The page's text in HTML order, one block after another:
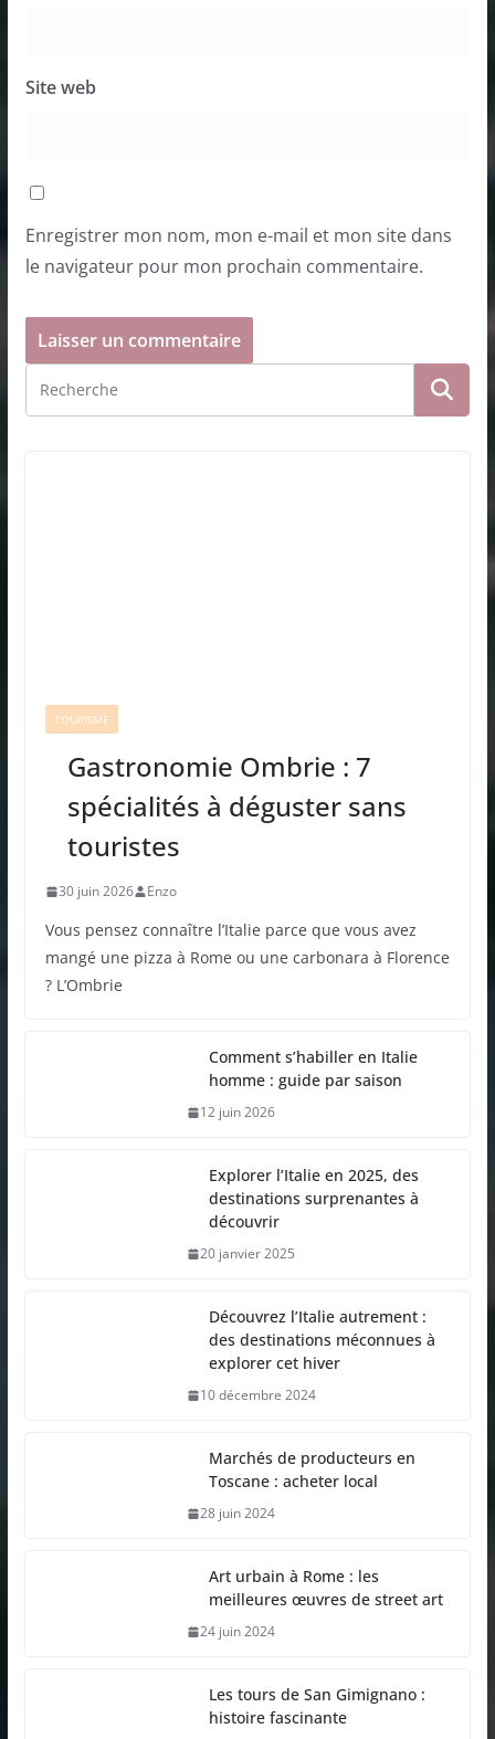
Site web
Enregistrer mon nom, mon e-mail et mon site dans
le navigateur pour mon prochain commentaire.
TOURISME
Gastronomie Ombrie : 7
spécialités à déguster sans
touristes
30 juin 2026 Enzo
Vous pensez connaître l’Italie parce que vous avez
mangé une pizza à Rome ou une carbonara à Florence
? L’Ombrie
Comment s’habiller en Italie
homme : guide par saison
12 juin 2026
Explorer l’Italie en 2025, des
destinations surprenantes à
découvrir
20 janvier 2025
Découvrez l’Italie autrement :
des destinations méconnues à
explorer cet hiver
10 décembre 2024
Marchés de producteurs en
Toscane : acheter local
28 juin 2024
Art urbain à Rome : les
meilleures œuvres de street art
24 juin 2024
Les tours de San Gimignano :
histoire fascinante